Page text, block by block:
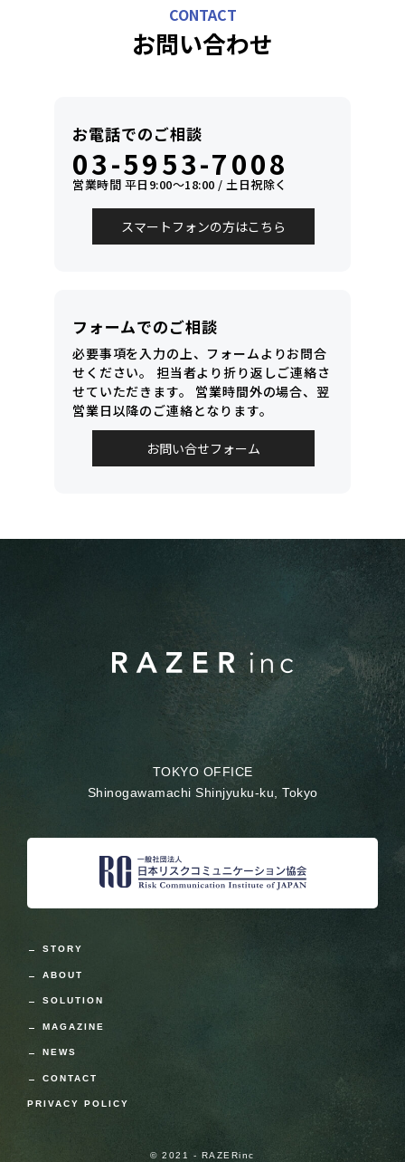
CONTACT
お問い合わせ
お電話でのご相談
03-5953-7008
営業時間 平日9:00〜18:00 / 土日祝除く
スマートフォンの方はこちら
フォームでのご相談
必要事項を入力の上、フォームよりお問合
せください。
担当者より折り返しご連絡さ
せていただきます。
営業時間外の場合、翌
営業日以降のご連絡となります。
お問い合せフォーム
TOKYO OFFICE
Shinogawamachi Shinjyuku-ku, Tokyo
STORY
ABOUT
SOLUTION
MAGAZINE
NEWS
CONTACT
PRIVACY POLICY
© 2021 - RAZERinc